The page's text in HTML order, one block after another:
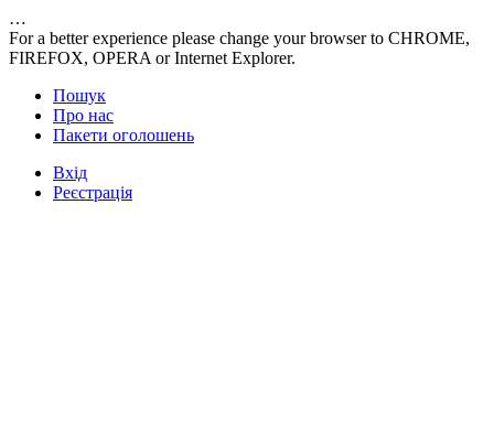
…
For a better experience please change your browser to CHROME,
FIREFOX, OPERA or Internet Explorer.
Пошук
Про нас
Пакети оголошень
Вхід
Реєстрація